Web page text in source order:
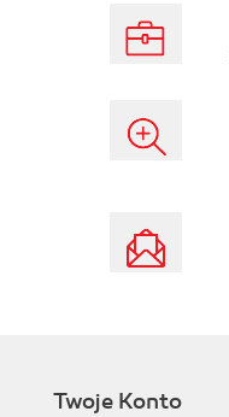
Twoje Konto